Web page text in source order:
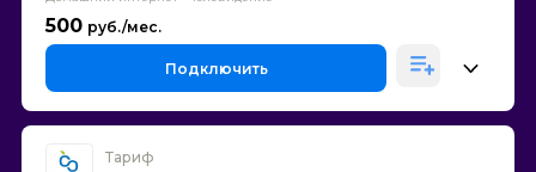
500
Подключить
Тариф